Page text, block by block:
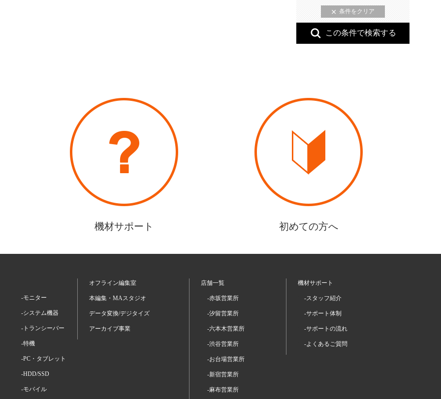
機材サポート 初めての方へ
-モニター
-システム機器
-トランシーバー
-特機
-PC・タブレット
-HDD/SSD
-モバイル
オフライン編集室
本編集・MAスタジオ
データ変換/デジタイズ
アーカイブ事業
店舗一覧
-赤坂営業所
-汐留営業所
-六本木営業所
-渋谷営業所
-お台場営業所
-新宿営業所
-麻布営業所
機材サポート
-スタッフ紹介
-サポート体制
-サポートの流れ
-よくあるご質問